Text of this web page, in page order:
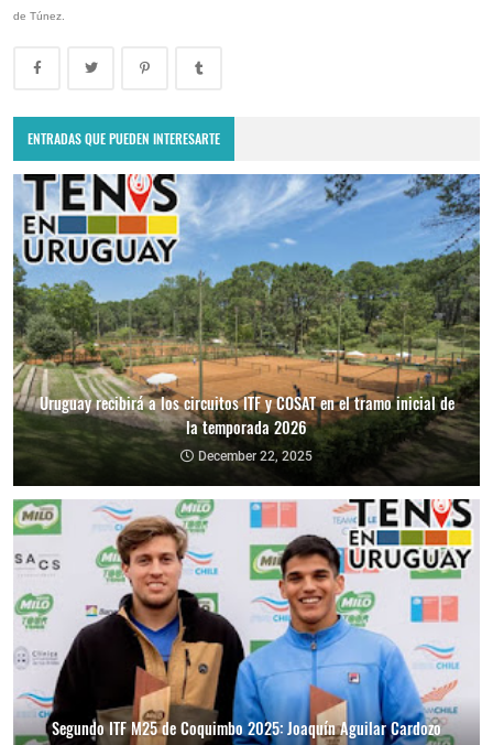
de Túnez.
ENTRADAS QUE PUEDEN INTERESARTE
Uruguay recibirá a los circuitos ITF y COSAT en el tramo inicial de
la temporada 2026
December 22, 2025
Segundo ITF M25 de Coquimbo 2025: Joaquín Aguilar Cardozo